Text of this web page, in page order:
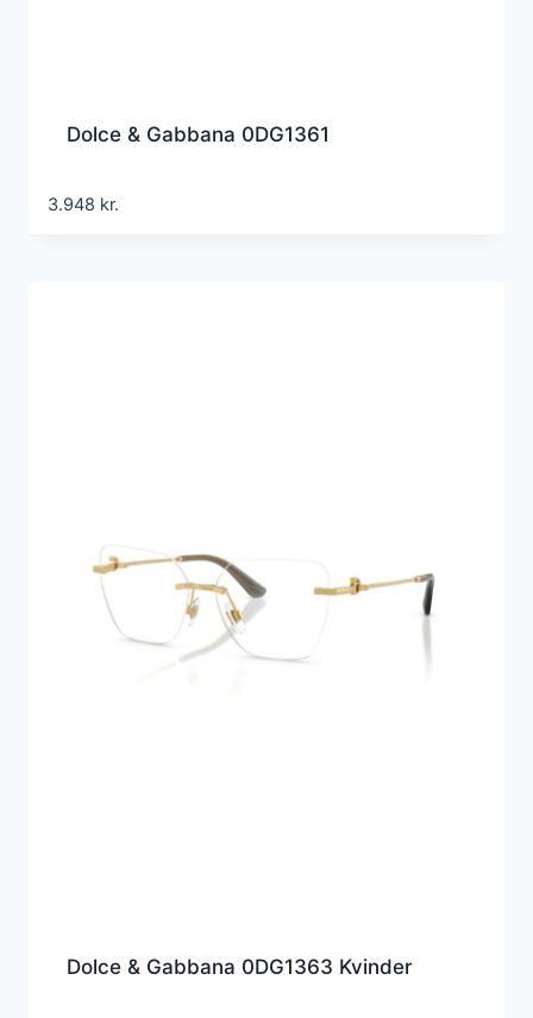
Dolce & Gabbana 0DG1361
3.948 kr.
Dolce & Gabbana 0DG1363 Kvinder